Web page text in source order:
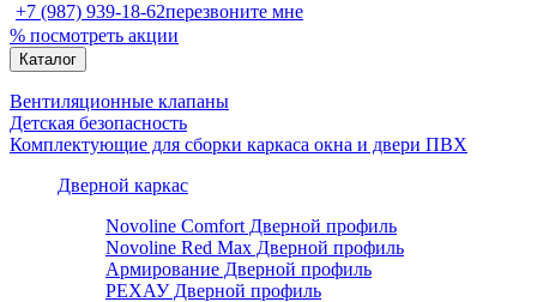
+7 (987) 939-18-62перезвоните мне
% посмотреть акции
Каталог
Вентиляционные клапаны
Детская безопасность
Комплектующие для сборки каркаса окна и двери ПВХ
Дверной каркас
Novoline Comfort Дверной профиль
Novoline Red Мax Дверной профиль
Армирование Дверной профиль
РЕХАУ Дверной профиль